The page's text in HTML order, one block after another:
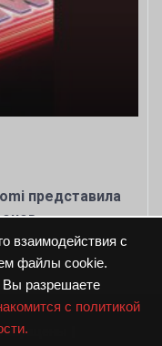
взаимодействия с
файлы cookie.
Вы разрешаете
с политикой
представила